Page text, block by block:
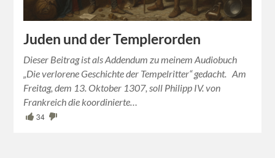
Juden und der Templerorden
Dieser Beitrag ist als Addendum zu meinem Audiobuch
„Die verlorene Geschichte der Tempelritter“ gedacht. Am
Freitag, dem 13. Oktober 1307, soll Philipp IV. von
Frankreich die koordinierte…
34